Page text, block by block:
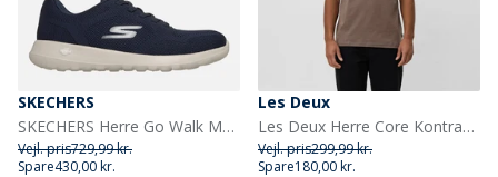
SKECHERS
SKECHERS Herre Go Walk Max Maddoxx Sneakers Navy
Vejl. pris729,99 kr.
Spare430,00 kr.
Les Deux
Les Deux Herre Core Kontrast T-shirt Mountain Grey Brown
Vejl. pris299,99 kr.
Spare180,00 kr.